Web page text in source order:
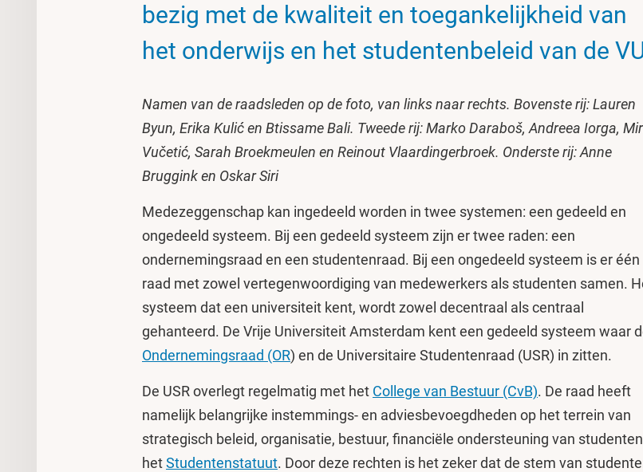
bezig met de kwaliteit en toegankelijkheid van
het onderwijs en het studentenbeleid van de
Namen van de raadsleden op de foto, van links naar rechts. Bovenste rij: Lauren
Byun, Erika Kulić en Btissame Bali. Tweede rij: Marko Daraboš, Andreea Iorga,
Vučetić, Sarah Broekmeulen en Reinout Vlaardingerbroek. Onderste rij: Anne
Bruggink en Oskar Siri
Medezeggenschap kan ingedeeld worden in twee systemen: een gedeeld en
ongedeeld systeem. Bij een gedeeld systeem zijn er twee raden: een
ondernemingsraad en een studentenraad. Bij een ongedeeld systeem is er één
raad met zowel vertegenwoordiging van medewerkers als studenten samen.
systeem dat een universiteit kent, wordt zowel decentraal als centraal
gehanteerd. De Vrije Universiteit Amsterdam kent een gedeeld systeem waar
Ondernemingsraad (OR) en de Universitaire Studentenraad (USR) in zitten.
De USR overlegt regelmatig met het College van Bestuur (CvB). De raad heeft
namelijk belangrijke instemmings- en adviesbevoegdheden op het terrein van
strategisch beleid, organisatie, bestuur, financiële ondersteuning van
hetStudentenstatuut. Door deze rechten is het zeker dat de stem van